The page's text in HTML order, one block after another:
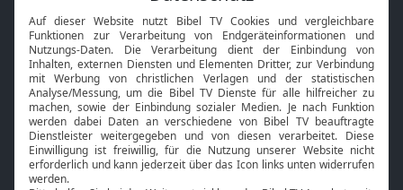
Neuigkeiten
Smart TV
HbbTV
Bibelthek Online-Bibel
Nächster Gottesdienst
Bibel TV Service